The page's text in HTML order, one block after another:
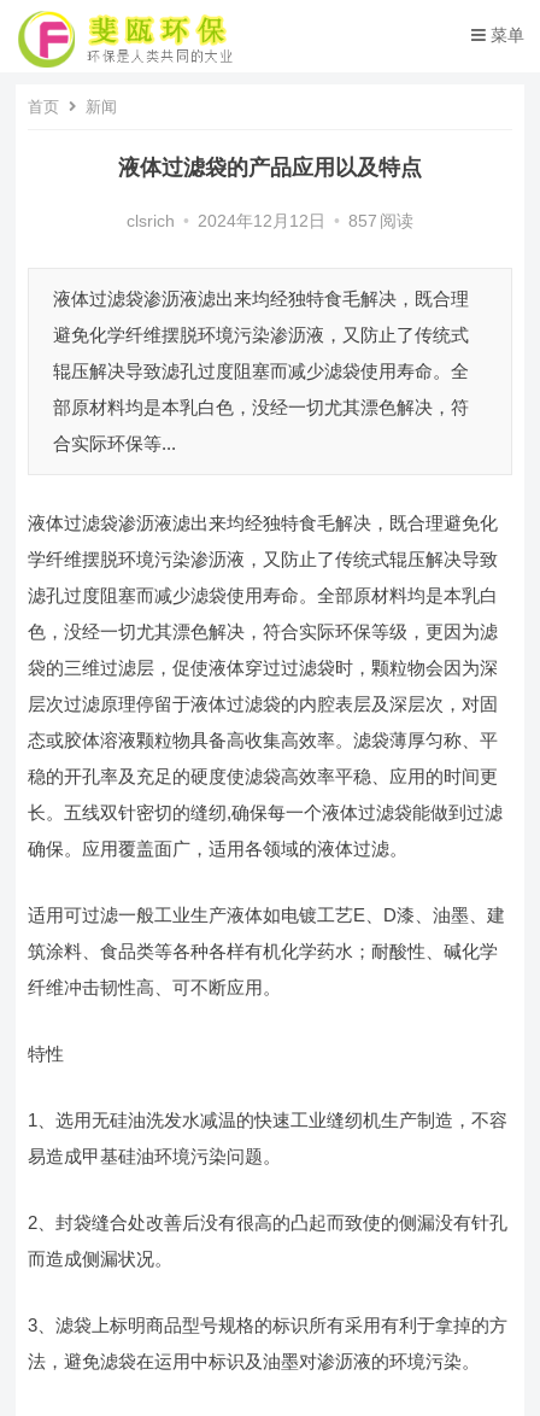
菜单
首页 新闻
液体过滤袋的产品应用以及特点
clsrich • 2024年12月12日 • 857 阅读
液体过滤袋渗沥液滤出来均经独特食毛解决，既合理
避免化学纤维摆脱环境污染渗沥液，又防止了传统式
辊压解决导致滤孔过度阻塞而减少滤袋使用寿命。全
部原材料均是本乳白色，没经一切尤其漂色解决，符
合实际环保等...
液体过滤袋渗沥液滤出来均经独特食毛解决，既合理避免化
学纤维摆脱环境污染渗沥液，又防止了传统式辊压解决导致
滤孔过度阻塞而减少滤袋使用寿命。全部原材料均是本乳白
色，没经一切尤其漂色解决，符合实际环保等级，更因为滤
袋的三维过滤层，促使液体穿过过滤袋时，颗粒物会因为深
层次过滤原理停留于液体过滤袋的内腔表层及深层次，对固
态或胶体溶液颗粒物具备高收集高效率。滤袋薄厚匀称、平
稳的开孔率及充足的硬度使滤袋高效率平稳、应用的时间更
长。五线双针密切的缝纫,确保每一个液体过滤袋能做到过滤
确保。应用覆盖面广，适用各领域的液体过滤。
适用可过滤一般工业生产液体如电镀工艺E、D漆、油墨、建
筑涂料、食品类等各种各样有机化学药水；耐酸性、碱化学
纤维冲击韧性高、可不断应用。
特性
1、选用无硅油洗发水减温的快速工业缝纫机生产制造，不容
易造成甲基硅油环境污染问题。
2、封袋缝合处改善后没有很高的凸起而致使的侧漏没有针孔
而造成侧漏状况。
3、滤袋上标明商品型号规格的标识所有采用有利于拿掉的方
法，避免滤袋在运用中标识及油墨对渗沥液的环境污染。